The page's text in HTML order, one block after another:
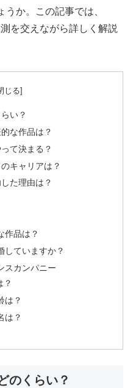
か。この記事では、
を交えながら詳しく解説
い？
な作品は？
て決まる？
キャリアは？
た理由は？
作品は？
していますか？
スカンパニー
？
は？
は？
のくらい？